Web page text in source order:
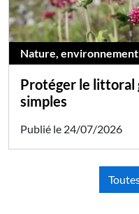
Nature, environnement
Protéger le littoral
simples
Publié le 24/07/2026